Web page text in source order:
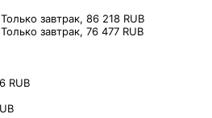
завтрак, 86 218 RUB⠀
завтрак, 76 477 RUB⠀